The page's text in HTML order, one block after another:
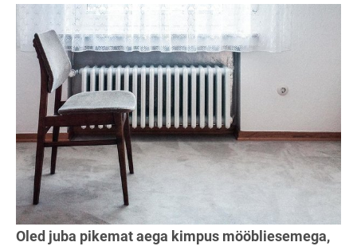
Oled juba pikemat aega kimpus mööbliesemega,